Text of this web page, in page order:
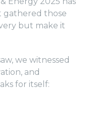
gathered those
but make it
we witnessed
and
for itself: